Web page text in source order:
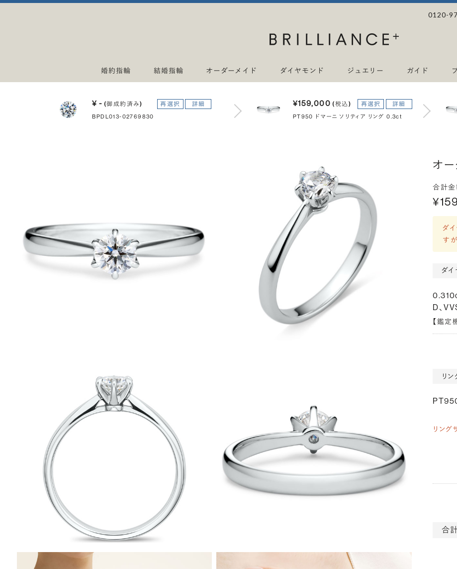
0120-
婚約指輪 結婚指輪 オーダーメイド ダイヤモンド ジュエリー ガイド
¥ -(御成約済み) 再選択 詳細
BPDL013-02769830
¥159,000(税込) 再選択 詳細
PT950 ドマーニ ソリティア リング 0.3ct
オ
合計金
ダ
す
ダイ
D、
【鑑定
リン
リング
合